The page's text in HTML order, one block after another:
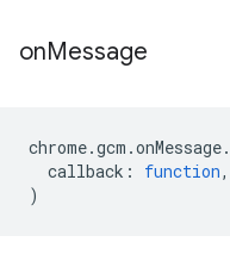
onMessage
chrome.gcm .onMessage.
callback : function,
)